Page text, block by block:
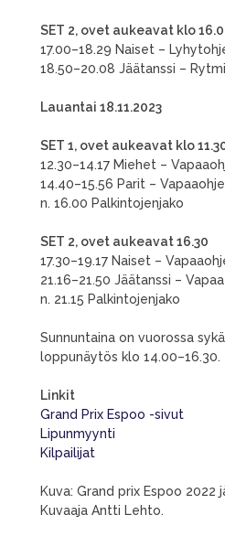
SET 2, ovet aukeavat klo
17.00–18.29 Naiset –
18.50–20.08 Jäätanssi –
Lauantai 18.11.2023
SET 1, ovet aukeavat klo
12.30–14.17 Miehet –
14.40–15.56 Parit –
n. 16.00 Palkintojenjako
SET 2, ovet aukeavat 16.30
17.30–19.17 Naiset –
21.16–21.50 Jäätanssi –
n. 21.15 Palkintojenjako
Sunnuntaina on vuorossa
loppunäytös klo 14.00–16.30.
Linkit
Grand Prix Espoo -sivut
Lipunmyynti
Kilpailijat
Kuva: Grand prix Espoo 2022
Kuvaaja Antti Lehto.